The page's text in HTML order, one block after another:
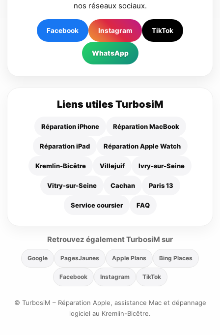
nos réseaux sociaux.
Facebook Instagram TikTok
WhatsApp
Liens utiles TurbosiM
Réparation iPhone Réparation MacBook
Réparation iPad Réparation Apple Watch
Kremlin-Bicêtre Villejuif Ivry-sur-Seine
Vitry-sur-Seine Cachan Paris 13
Service coursier FAQ
Retrouvez également TurbosiM sur
Google PagesJaunes Apple Plans Bing Places
Facebook Instagram TikTok
© TurbosiM – Réparation Apple, assistance Mac et dépannage
logiciel au Kremlin-Bicêtre.